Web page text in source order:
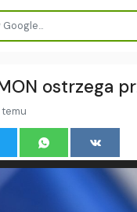
ostrzega
temu